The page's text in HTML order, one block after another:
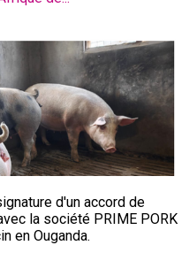
d'un accord de
la société PRIME PORK
en Ouganda.